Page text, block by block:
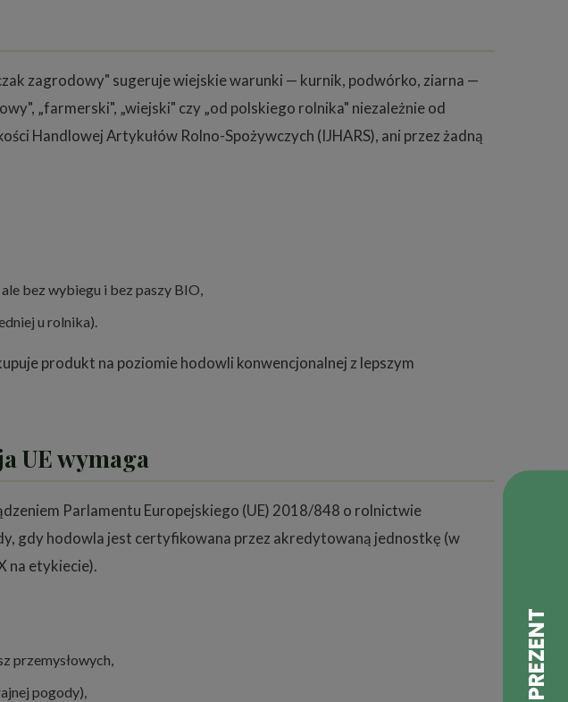
zagrodowy" sugeruje wiejskie warunki — kurnik, podwórko, ziarna —
„farmerski", „wiejski" czy „od polskiego rolnika" niezależnie od
Handlowej Artykułów Rolno-Spożywczych (IJHARS), ani przez żadną
bez wybiegu i bez paszy BIO,
u rolnika).
produkt na poziomie hodowli konwencjonalnej z lepszym
UE wymaga
Parlamentu Europejskiego (UE) 2018/848 o rolnictwie
gdy hodowla jest certyfikowana przez akredytowaną jednostkę (w
na etykiecie).
przemysłowych,
pogody),